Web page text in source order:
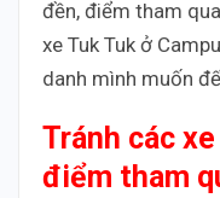
đền, điểm tham
xe Tuk Tuk ở
danh mình muốn
Tránh các
điểm tham